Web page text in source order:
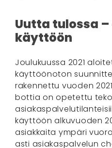
Uutta tulossa
käyttöön
Joulukuussa 2021
käyttöönoton
rakennettu vuoden
bottia on opetettu
käyttöön alkuvuoden
asiakkaita ympäri
asti asiakaspalvelun